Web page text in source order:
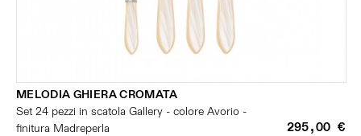
MELODIA GHIERA CROMATA
Set 24 pezzi in scatola Gallery - colore Avorio -
finitura Madreperla
295,00 €